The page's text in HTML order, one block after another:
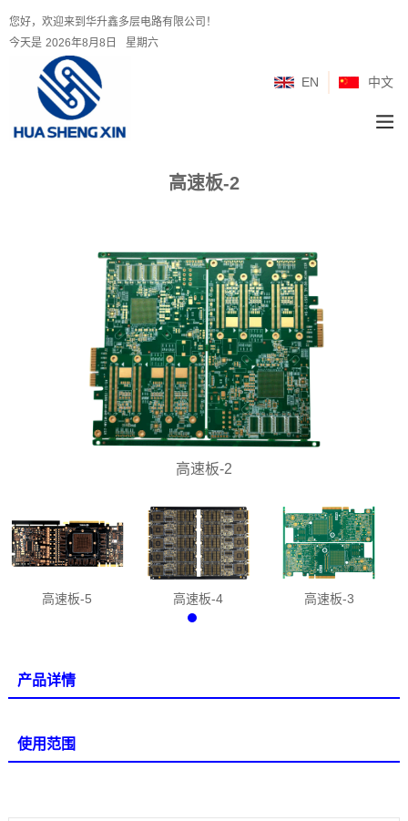
您好，欢迎来到华升鑫多层电路有限公司！
今天是 2026年8月8日 星期六
中文
EN
高速板-2
高速板-2
高速板-5 高速板-4 高速板-3
产品详情
使用范围